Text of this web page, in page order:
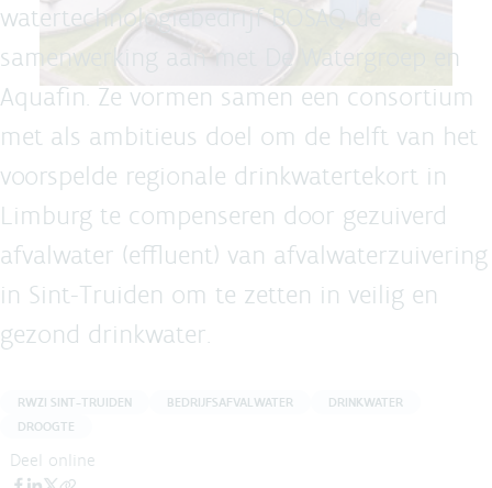
watertechnologiebedrijf BOSAQ de
samenwerking aan met De Watergroep en
Aquafin. Ze vormen samen een consortium
met als ambitieus doel om de helft van het
voorspelde regionale drinkwatertekort in
Limburg te compenseren door gezuiverd
afvalwater (effluent) van afvalwaterzuivering
in Sint-Truiden om te zetten in veilig en
gezond drinkwater.
RWZI SINT-TRUIDEN BEDRIJFSAFVALWATER
DRINKWATER
DROOGTE
Deel online